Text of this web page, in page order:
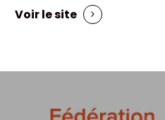
Voir le site